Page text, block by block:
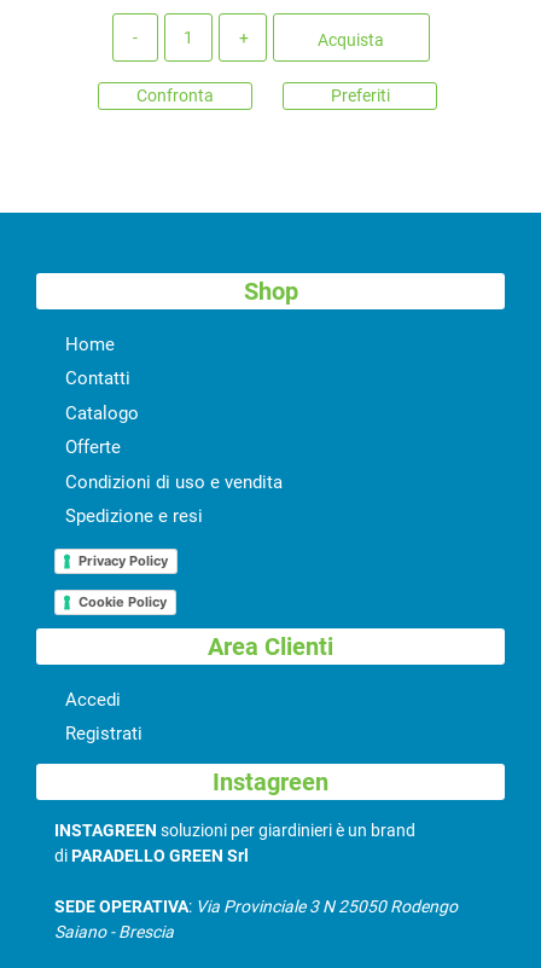
Acquista
Confronta Preferiti
Shop
Home
Contatti
Catalogo
Offerte
Condizioni di uso e vendita
Spedizione e resi
Privacy Policy
Cookie Policy
Area Clienti
Accedi
Registrati
Instagreen
INSTAGREEN soluzioni per giardinieri è un brand
diPARADELLO GREEN Srl
SEDE OPERATIVA: Via Provinciale 3 N 25050 Rodengo
Saiano - Brescia